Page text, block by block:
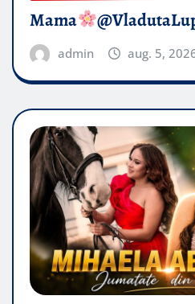
Mama
admin aug. 5,